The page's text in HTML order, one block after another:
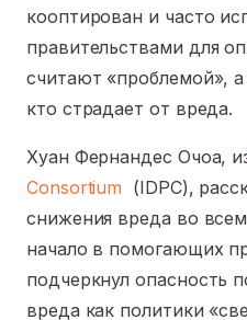
кооптирован и часто
правительствами для
считают «проблемой»,
кто страдает от вреда.
Хуан Фернандес Очоа,
Consortium (IDPC),
снижения вреда во
начало в помогающих
подчеркнул опасность
вреда как политики